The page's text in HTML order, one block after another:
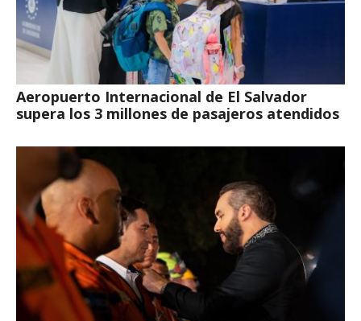
Aeropuerto Internacional de El Salvador
supera los 3 millones de pasajeros atendidos